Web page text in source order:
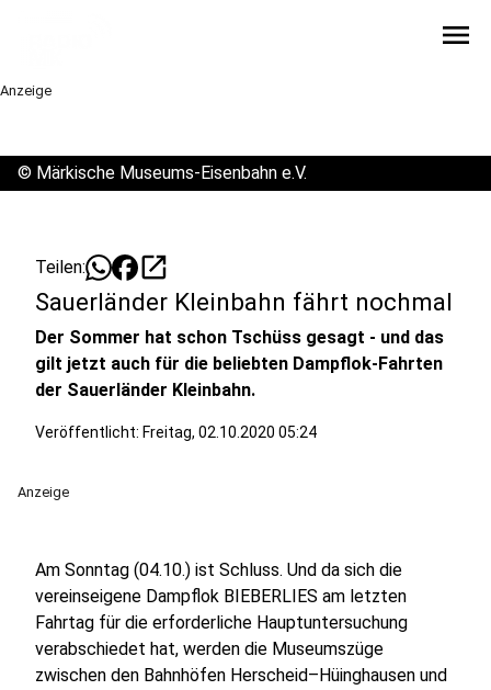
menu
Anzeige
© Märkische Museums-Eisenbahn e.V.
Teilen: open_in_new
Sauerländer Kleinbahn fährt nochmal
Der Sommer hat schon Tschüss gesagt - und das
gilt jetzt auch für die beliebten Dampflok-Fahrten
der Sauerländer Kleinbahn.
Veröffentlicht: Freitag, 02.10.2020 05:24
Anzeige
Am Sonntag (04.10.) ist Schluss. Und da sich die
vereinseigene Dampflok BIEBERLIES am letzten
Fahrtag für die erforderliche Hauptuntersuchung
verabschiedet hat, werden die Museumszüge
zwischen den Bahnhöfen Herscheid–Hüinghausen und